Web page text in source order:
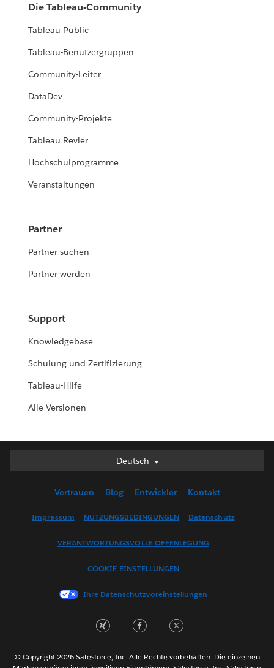
Die Tableau-Community
Tableau Public
Tableau-Benutzergruppen
Community-Leiter
DataDev
Community-Projekte
Tableau Revier
Hochschulprogramme
Veranstaltungen
Partner
Partner suchen
Partner werden
Support
Knowledgebase
Schulung und Zertifizierung
Tableau-Hilfe
Alle Versionen
Deutsch
Deutsch
English (US)
Français (France)
한국어
Português
ไทย
Vertrauen Blog Entwickler Kontakt
Impressum NUTZUNGSBEDINGUNGEN Datenschutz
VERANTWORTUNGSVOLLE OFFENLEGUNG
COOKIE-EINSTELLUNGEN
Ihre Datenschutzvoreinstellungen
© Copyright 2026 Salesforce, Inc. Alle Rechte vorbehalten. Die einzelnen